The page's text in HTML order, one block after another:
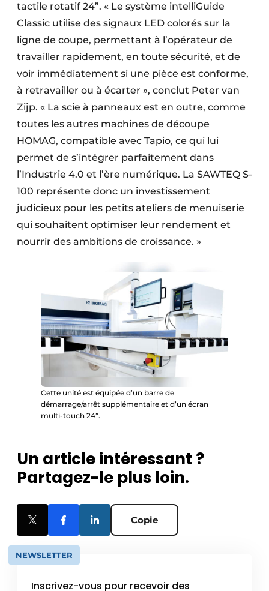
tactile rotatif 24”. « Le système intelliGuide
Classic utilise des signaux LED colorés sur la
ligne de coupe, permettant à l’opérateur de
travailler rapidement, en toute sécurité, et de
voir immédiatement si une pièce est conforme,
à retravailler ou à écarter », conclut Peter van
Zijp. « La scie à panneaux est en outre, comme
toutes les autres machines de découpe
HOMAG, compatible avec Tapio, ce qui lui
permet de s’intégrer parfaitement dans
l’Industrie 4.0 et l’ère numérique. La SAWTEQ S-
100 représente donc un investissement
judicieux pour les petits ateliers de menuiserie
qui souhaitent optimiser leur rendement et
nourrir des ambitions de croissance. »
Cette unité est équipée d’un barre de
démarrage/arrêt supplémentaire et d’un écran
multi-touch 24”.
Un article intéressant ?
Partagez-le plus loin.
Copie
NEWSLETTER
Inscrivez-vous pour recevoir des